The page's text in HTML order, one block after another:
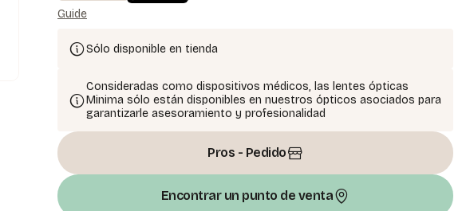
Guide
Sólo disponible en tienda
Consideradas como dispositivos médicos, las lentes ópticas
Minima sólo están disponibles en nuestros ópticos asociados para
garantizarle asesoramiento y profesionalidad
Pros - Pedido
Encontrar un punto de venta